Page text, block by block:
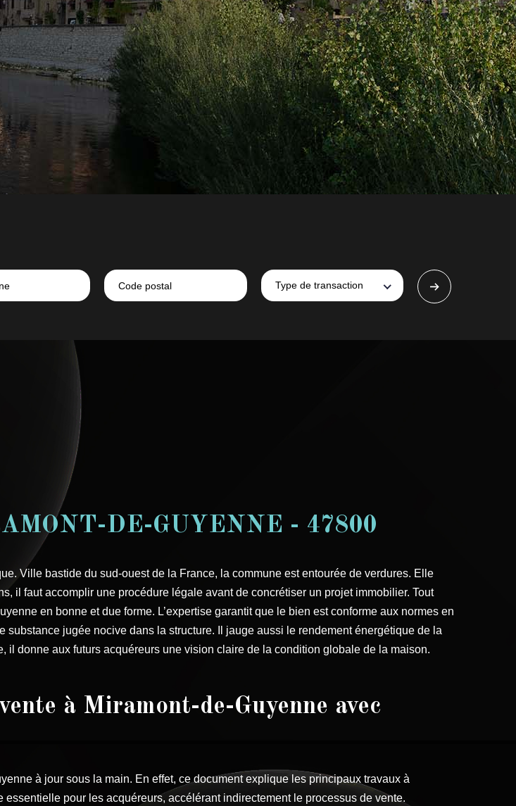
Type de transaction
DE-GUYENNE - 47800
Ville bastide du sud-ouest de la France, la commune est entourée de verdures. Elle
il faut accomplir une procédure légale avant de concrétiser un projet immobilier. Tout
en bonne et due forme. L’expertise garantit que le bien est conforme aux normes en
substance jugée nocive dans la structure. Il jauge aussi le rendement énergétique de la
donne aux futurs acquéreurs une vision claire de la condition globale de la maison.
à Miramont-de-Guyenne avec
à jour sous la main. En effet, ce document explique les principaux travaux à
pour les acquéreurs, accélérant indirectement le processus de vente.